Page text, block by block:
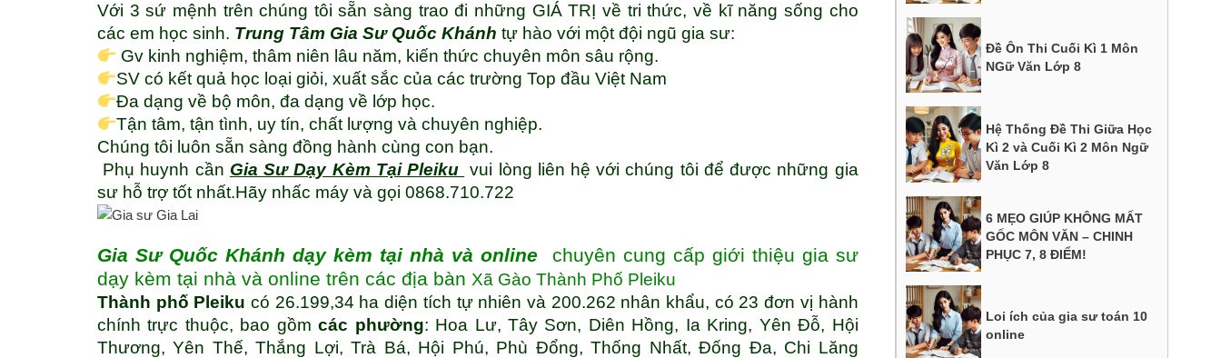
Với 3 sứ mệnh trên chúng tôi sẵn sàng trao đi những GIÁ TRỊ về tri thức, về kĩ năng sống cho
các em học sinh. Trung Tâm Gia Sư Quốc Khánh tự hào với một đội ngũ gia sư:
Gv kinh nghiệm, thâm niên lâu năm, kiến thức chuyên môn sâu rộng.
SV có kết quả học loại giỏi, xuất sắc của các trường Top đầu Việt Nam
Đa dạng về bộ môn, đa dạng về lớp học.
Tận tâm, tận tình, uy tín, chất lượng và chuyên nghiệp.
Chúng tôi luôn sẵn sàng đồng hành cùng con bạn.
Phụ huynh cần Gia Sư Dạy Kèm Tại Pleiku vui lòng liên hệ với chúng tôi để được những gia
sư hỗ trợ tốt nhất.Hãy nhấc máy và gọi 0868.710.722
Gia Sư Quốc Khánh dạy kèm tại nhà và online chuyên cung cấp giới thiệu gia sư
dạy kèm tại nhà và online trên các địa bàn Xã Gào Thành Phố Pleiku
Thành phố Pleiku có 26.199,34 ha diện tích tự nhiên và 200.262 nhân khẩu, có 23 đơn vị hành
chính trực thuộc, bao gồmcác phường: Hoa Lư, Tây Sơn, Diên Hồng, Ia Kring, Yên Đỗ, Hội
Thương, Yên Thế, Thắng Lợi, Trà Bá, Hội Phú, Phù Đổng, Thống Nhất, Đống Đa, Chi Lăng
Đề Ôn Thi Cuối Kì 1 Môn
NGữ Văn Lớp 8
Hệ Thống Đề Thi Giữa Học
Kì 2 và Cuối Kì 2 Môn Ngữ
Văn Lớp 8
6 MẸO GIÚP KHÔNG MẤT
GỐC MÔN VĂN – CHINH
PHỤC 7, 8 ĐIỂM!
Loi ích của gia sư toán 10
online